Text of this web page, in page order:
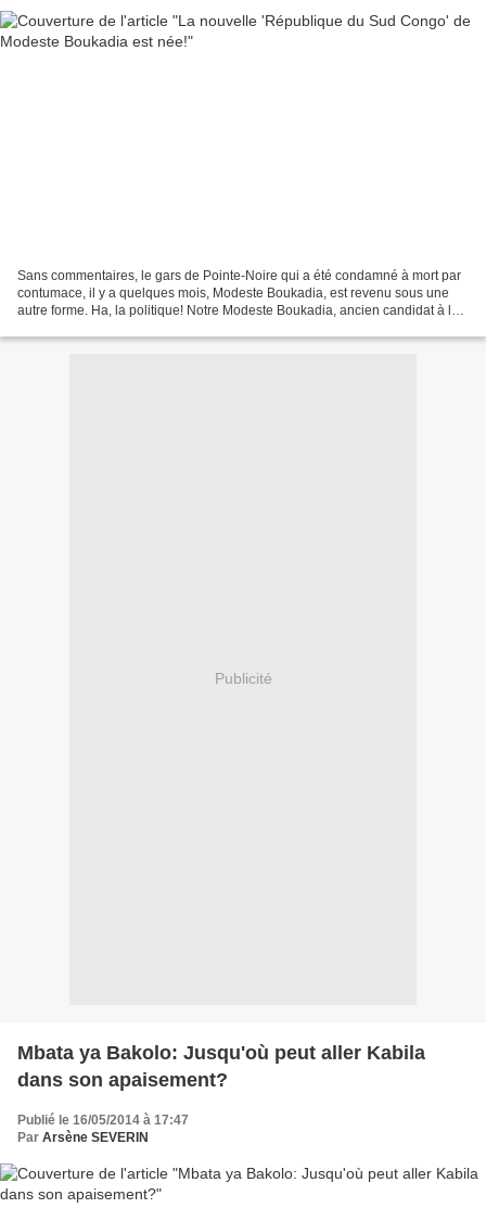
Sans commentaires, le gars de Pointe-Noire qui a été condamné à mort par
contumace, il y a quelques mois, Modeste Boukadia, est revenu sous une
autre forme. Ha, la politique! Notre Modeste Boukadia, ancien candidat à la
Publicité
Mbata ya Bakolo: Jusqu'où peut aller Kabila
dans son apaisement?
Publié le 16/05/2014 à 17:47
Par Arsène SEVERIN